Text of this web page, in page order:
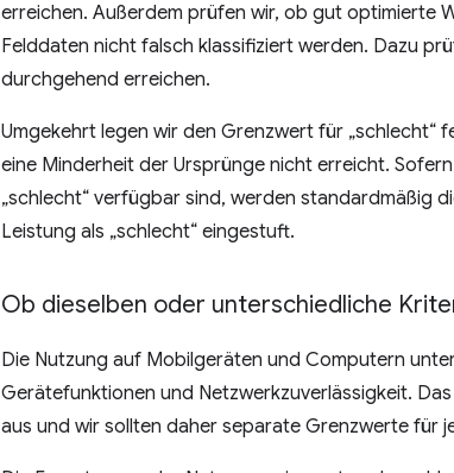
erreichen. Außerdem prüfen wir, ob gut optimierte
Felddaten nicht falsch klassifiziert werden. Dazu
durchgehend erreichen.
Umgekehrt legen wir den Grenzwert für „schlecht“
eine Minderheit der Ursprünge nicht erreicht.
„schlecht“ verfügbar sind, werden standardmäßig
Leistung als „schlecht“ eingestuft.
Ob dieselben oder unterschiedliche
Die Nutzung auf Mobilgeräten und Computern
Gerätefunktionen und Netzwerkzuverlässigkeit.
aus und wir sollten daher separate Grenzwerte für